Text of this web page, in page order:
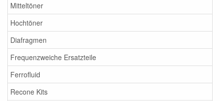
Mitteltöner
Hochtöner
Diafragmen
Frequenzweiche Ersatzteile
Ferrofluid
Recone Kits